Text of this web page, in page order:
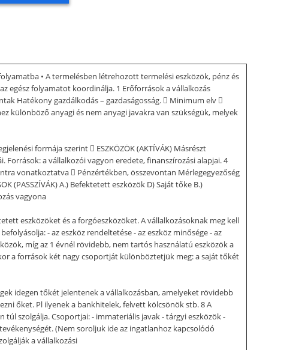
• A termelésben létrehozott termelési eszközök, pénz és
egész folyamatot koordinálja. 1 Erőforrások a vállalkozás
Hatékony gazdálkodás – gazdaságosság.  Minimum elv 
különböző anyagi és nem anyagi javakra van szükségük, melyek
formája szerint  ESZKÖZÖK (AKTÍVÁK) Másrészt
Források: a vállalkozói vagyon eredete, finanszírozási alapjai. 4
vonatkoztatva  Pénzértékben, összevontan Mérlegegyezőség
(PASSZÍVÁK) A.) Befektetett eszközök D) Saját tőke B.)
vagyona
eszközöket és a forgóeszközöket. A vállalkozásoknak meg kell
- az eszköz rendeltetése - az eszköz minősége - az
míg az 1 évnél rövidebb, nem tartós használatú eszközök a
a források két nagy csoportját különböztetjük meg: a saját tőkét
idegen tőkét jelentenek a vállalkozásban, amelyeket rövidebb
őket. Pl ilyenek a bankhitelek, felvett kölcsönök stb. 8 A
szolgálja. Csoportjai: - immateriális javak - tárgyi eszközök -
(Nem soroljuk ide az ingatlanhoz kapcsolódó
a vállalkozási